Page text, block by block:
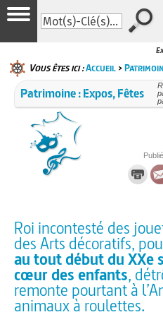
Vous êtes ici :Accueil >
Patrimoine : Expos, Fêtes
Roi incontesté des
des Arts décoratifs,
au tout début du XXe
cœur des enfants,
remonte pourtant à
animaux à roulettes.